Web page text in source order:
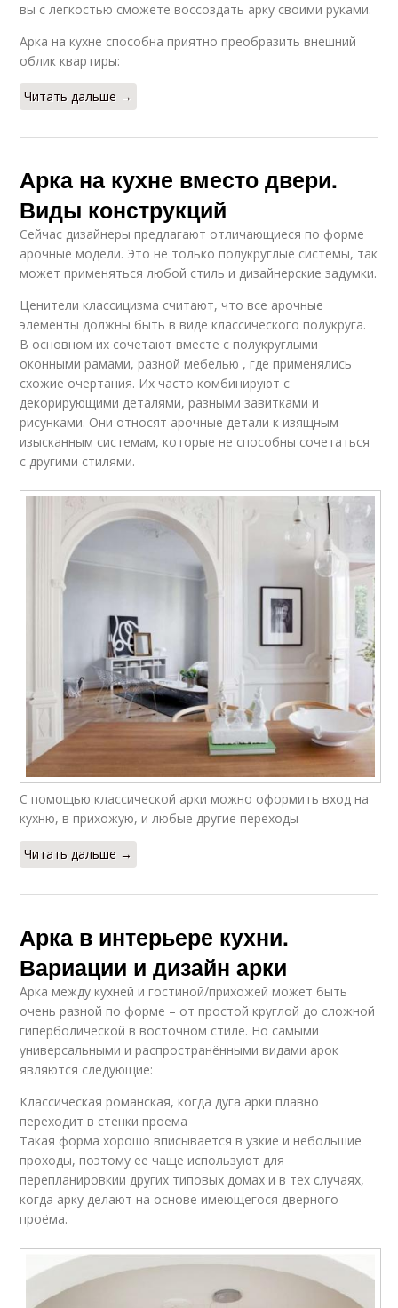
вы с легкостью сможете воссоздать арку своими руками.
Арка на кухне способна приятно преобразить внешний
облик квартиры:
Читать дальше →
Арка на кухне вместо двери.
Виды конструкций
Сейчас дизайнеры предлагают отличающиеся по форме
арочные модели. Это не только полукруглые системы, так
может применяться любой стиль и дизайнерские задумки.
Ценители классицизма считают, что все арочные
элементы должны быть в виде классического полукруга.
В основном их сочетают вместе с полукруглыми
оконными рамами, разной мебелью , где применялись
схожие очертания. Их часто комбинируют с
декорирующими деталями, разными завитками и
рисунками. Они относят арочные детали к изящным
изысканным системам, которые не способны сочетаться
с другими стилями.
С помощью классической арки можно оформить вход на
кухню, в прихожую, и любые другие переходы
Читать дальше →
Арка в интерьере кухни.
Вариации и дизайн арки
Арка между кухней и гостиной/прихожей может быть
очень разной по форме – от простой круглой до сложной
гиперболической в восточном стиле. Но самыми
универсальными и распространёнными видами арок
являются следующие:
Классическая романская, когда дуга арки плавно
переходит в стенки проема
Такая форма хорошо вписывается в узкие и небольшие
проходы, поэтому ее чаще используют для
перепланировкии других типовых домах и в тех случаях,
когда арку делают на основе имеющегося дверного
проёма.